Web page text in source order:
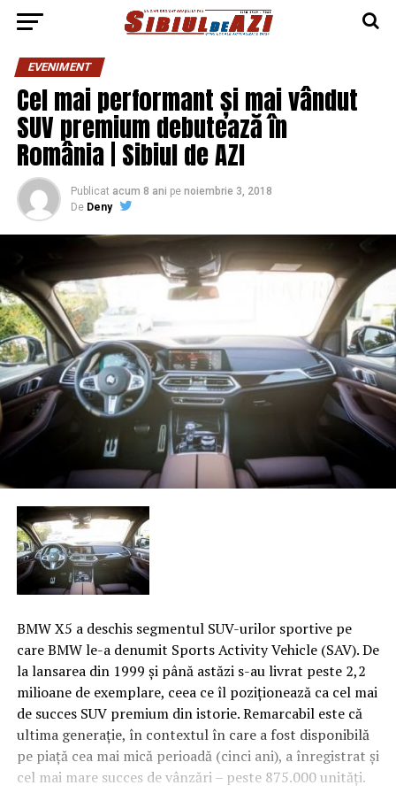
EVENIMENT
Cel mai performant și mai vândut
SUV premium debutează în
România | Sibiul de AZI
Publicat acum 8 ani pe noiembrie 3, 2018
De Deny
BMW X5 a deschis segmentul SUV-urilor sportive pe
care BMW le-a denumit Sports Activity Vehicle (SAV). De
la lansarea din 1999 şi până astăzi s-au livrat peste 2,2
milioane de exemplare, ceea ce îl poziţionează ca cel mai
de succes SUV premium din istorie. Remarcabil este că
ultima generaţie, în contextul în care a fost disponibilă
pe piaţă cea mai mică perioadă (cinci ani), a înregistrat şi
cel mai mare succes de vânzări – peste 875.000 unităţi.